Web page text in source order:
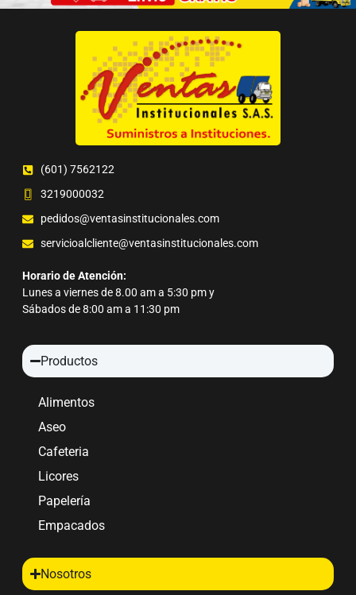
(601) 7562122
3219000032
pedidos@ventasinstitucionales.com
servicioalcliente@ventasinstitucionales.com
Horario de Atención:
Lunes a viernes de 8.00 am a 5:30 pm y
Sábados de 8:00 am a 11:30 pm
Productos
Alimentos
Aseo
Cafeteria
Licores
Papelería
Empacados
Nosotros